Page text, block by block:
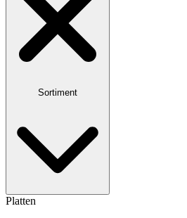
Sortiment
Platten